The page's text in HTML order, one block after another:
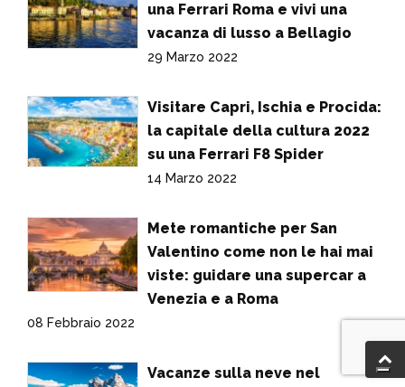
una Ferrari Roma e vivi una
vacanza di lusso a Bellagio
29 Marzo 2022
Visitare Capri, Ischia e Procida:
la capitale della cultura 2022
su una Ferrari F8 Spider
14 Marzo 2022
Mete romantiche per San
Valentino come non le hai mai
viste: guidare una supercar a
Venezia e a Roma
08 Febbraio 2022
Vacanze sulla neve nel